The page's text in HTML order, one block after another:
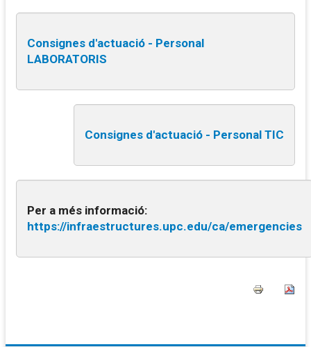
Consignes d'actuació - Personal
LABORATORIS
Consignes d'actuació - Personal TIC
Per a més informació:
https://infraestructures.upc.edu/ca/emergencies